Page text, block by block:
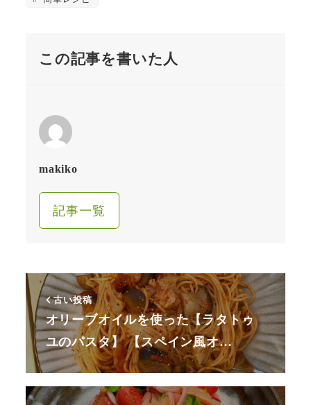
この記事を書いた人
makiko
記事一覧
古い投稿
オリーブオイルを使った【ラタトゥ
ユのパスタ】 【スペイン風オ…